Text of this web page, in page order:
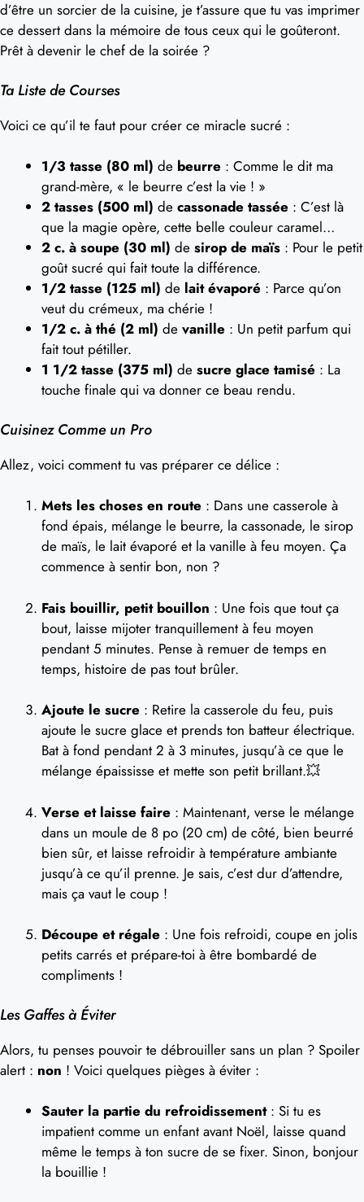
d’être un sorcier de la cuisine, je t’assure que tu vas imprimer
ce dessert dans la mémoire de tous ceux qui le goûteront.
Prêt à devenir le chef de la soirée ?
Ta Liste de Courses
Voici ce qu’il te faut pour créer ce miracle sucré :
1/3 tasse (80 ml) de beurre : Comme le dit ma
grand-mère, « le beurre c’est la vie ! »
2 tasses (500 ml) de cassonade tassée : C’est là
que la magie opère, cette belle couleur caramel…
2 c. à soupe (30 ml) de sirop de maïs : Pour le petit
goût sucré qui fait toute la différence.
1/2 tasse (125 ml) de lait évaporé : Parce qu’on
veut du crémeux, ma chérie !
1/2 c. à thé (2 ml) de vanille : Un petit parfum qui
fait tout pétiller.
1 1/2 tasse (375 ml) de sucre glace tamisé : La
touche finale qui va donner ce beau rendu.
Cuisinez Comme un Pro
Allez, voici comment tu vas préparer ce délice :
Mets les choses en route : Dans une casserole à
fond épais, mélange le beurre, la cassonade, le sirop
de maïs, le lait évaporé et la vanille à feu moyen. Ça
commence à sentir bon, non ?
Fais bouillir, petit bouillon : Une fois que tout ça
bout, laisse mijoter tranquillement à feu moyen
pendant 5 minutes. Pense à remuer de temps en
temps, histoire de pas tout brûler.
Ajoute le sucre : Retire la casserole du feu, puis
ajoute le sucre glace et prends ton batteur électrique.
Bat à fond pendant 2 à 3 minutes, jusqu’à ce que le
mélange épaississe et mette son petit brillant.💥
Verse et laisse faire : Maintenant, verse le mélange
dans un moule de 8 po (20 cm) de côté, bien beurré
bien sûr, et laisse refroidir à température ambiante
jusqu’à ce qu’il prenne. Je sais, c’est dur d’attendre,
mais ça vaut le coup !
Découpe et régale : Une fois refroidi, coupe en jolis
petits carrés et prépare-toi à être bombardé de
compliments !
Les Gaffes à Éviter
Alors, tu penses pouvoir te débrouiller sans un plan ? Spoiler
alert : non ! Voici quelques pièges à éviter :
Sauter la partie du refroidissement: Si tu es
impatient comme un enfant avant Noël, laisse quand
même le temps à ton sucre de se fixer. Sinon, bonjour
la bouillie !